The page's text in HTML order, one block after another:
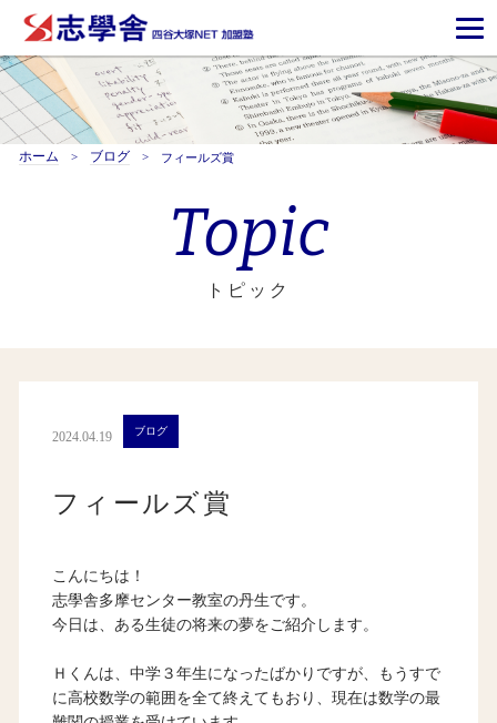
ホーム ブログ フィールズ賞
Topic
トピック
2024.04.19 ブログ
フィールズ賞
こんにちは！
志學舎多摩センター教室の丹生です。
今日は、ある生徒の将来の夢をご紹介します。
Ｈくんは、中学３年生になったばかりですが、もうすで
に高校数学の範囲を全て終えてもおり、現在は数学の最